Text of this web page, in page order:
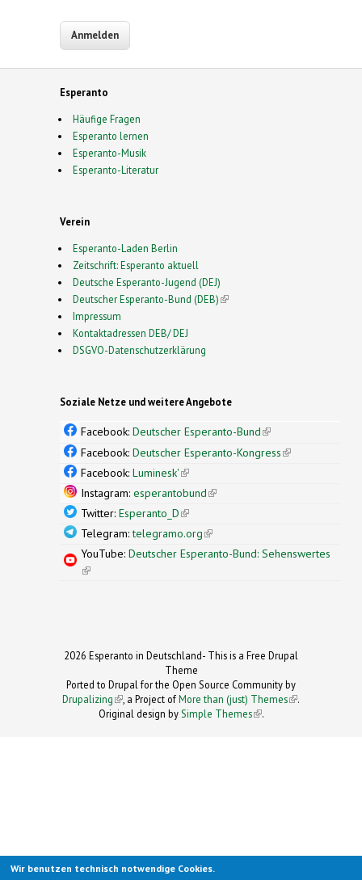
Esperanto
Häufige Fragen
Esperanto lernen
Esperanto-Musik
Esperanto-Literatur
Verein
Esperanto-Laden Berlin
Zeitschrift: Esperanto aktuell
Deutsche Esperanto-Jugend (DEJ)
Deutscher Esperanto-Bund (DEB)(link is external)
Impressum
Kontaktadressen DEB/ DEJ
DSGVO-Datenschutzerklärung
Soziale Netze und weitere Angebote
Facebook: Deutscher Esperanto-Bund(link is
external)
Facebook: Deutscher Esperanto-Kongress(link is
Facebook: Luminesk'(link is external)
Instagram: esperantobund(link is external)
Twitter: Esperanto_D(link is external)
Telegram:telegramo.org(link is external)
YouTube: Deutscher Esperanto-Bund: Sehenswertes
(link is external)
2026 Esperanto in Deutschland- This is a Free Drupal
Theme
Ported to Drupal for the Open Source Community by
Drupalizing(link is external)
, a Project ofMore than (just) Themes (link is
.
Original design by Simple Themes
(link is
.
Wir benutzen technisch notwendige Cookies.